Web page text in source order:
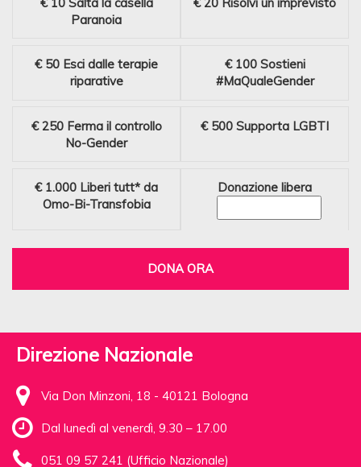
Paranoia
€ 50 Esci dalle terapie
riparative
€ 100 Sostieni
#MaQualeGender
€ 250 Ferma il controllo
No-Gender
€ 500 Supporta LGBTI
€ 1.000 Liberi tutt* da
Omo-Bi-Transfobia
Donazione libera
DONA ORA
Direzione Nazionale
Via Don Minzoni, 18 - 40121 Bologna
Dal lunedì al venerdì, 9.30 – 17.00
051 09 57 241 (Ufficio Nazionale)